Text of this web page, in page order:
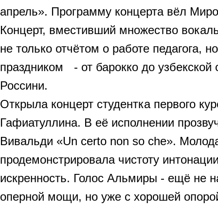
апрель». Программу концерта вёл
Концерт, вместивший множество
не только отчётом о работе педагога,
праздником - от барокко до
Россини.
Открыла концерт студентка первого
Гафиатуллина. В её исполнении
Вивальди «Un certo non so che».
продемонстрировала чистоту
искренность. Голос Альмиры - ещё не
оперной мощи, но уже с хорошей